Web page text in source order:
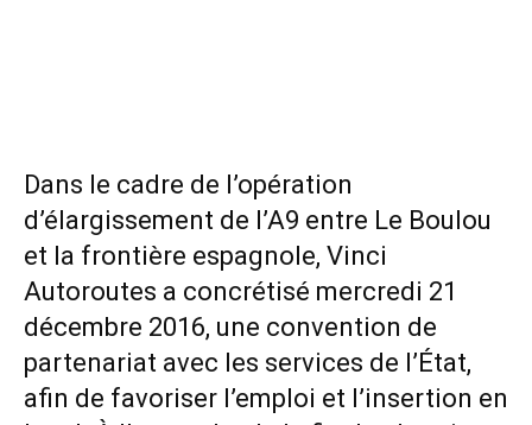
Dans le cadre de l’opération
d’élargissement de l’A9 entre Le Boulou
et la frontière espagnole, Vinci
Autoroutes a concrétisé mercredi 21
décembre 2016, une convention de
partenariat avec les services de l’État,
afin de favoriser l’emploi et l’insertion en